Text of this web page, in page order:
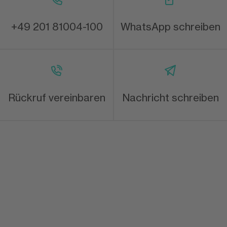
+49 201 81004-100 WhatsApp schreiben
Rückruf vereinbaren Nachricht schreiben